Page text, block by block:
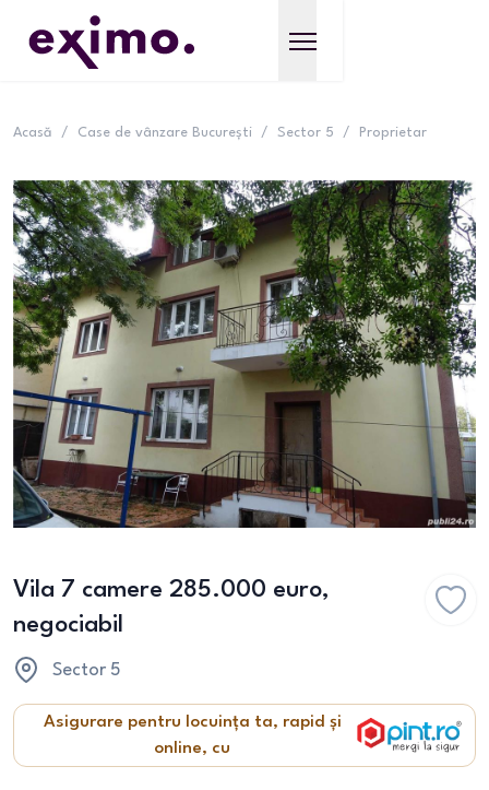
Acasă / Case de vânzare București / Sector 5 / Proprietar
Vila 7 camere 285.000 euro,
negociabil
Sector 5
Asigurare pentru locuința ta, rapid și
online, cu